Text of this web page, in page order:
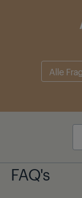
Alle
FAQ's